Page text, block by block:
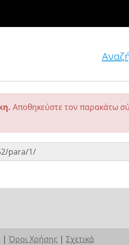
Αποθηκεύστε τον παρακάτω
| Όροι Χρήσης | Σχετικά